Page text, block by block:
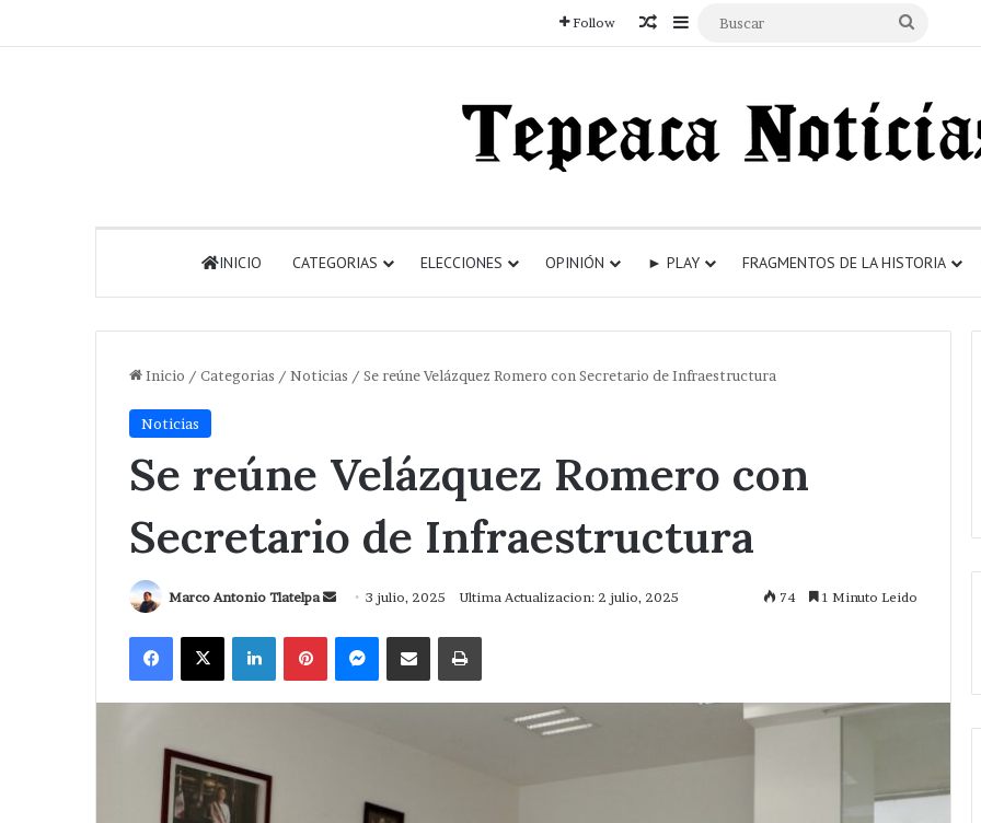
Follow Articulo aleatorio
Sidebar
INICIO CATEGORIAS ELECCIONES OPINIÓN ► PLAY FRAGMENTOS DE LA HISTORIA
Inicio / Categorias / Noticias / Se reúne Velázquez Romero con Secretario de Infraestructura
Noticias
Se reúne Velázquez Romero con
Secretario de Infraestructura
Marco Antonio Tlatelpa
Send
email
3 julio, 2025 Ultima Actualizacion: 2 julio, 2025 74 1 Minuto Leido
Facebook
X LinkedInPinterestMessengerCompartir via CorreoImprimir